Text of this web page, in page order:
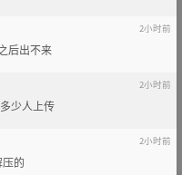
2小时前
后出不来
2小时前
少人上传
2小时前
的